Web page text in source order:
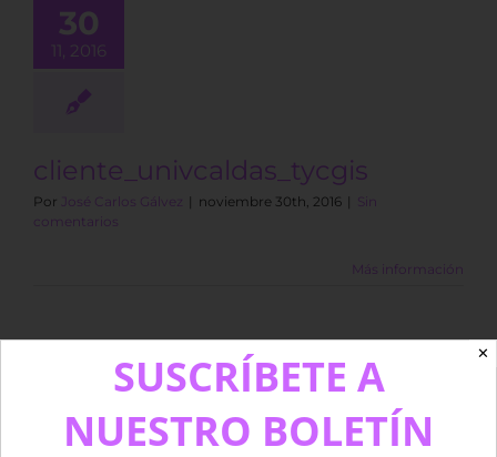
30
11, 2016
cliente_univcaldas_tycgis
Por José Carlos Gálvez | noviembre 30th, 2016 | Sin
comentarios
Más información
✕
SUSCRÍBETE A
NUESTRO BOLETÍN